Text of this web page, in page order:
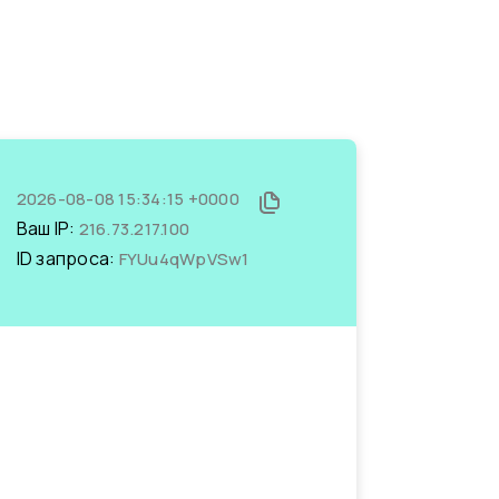
2026-08-08 15:34:15 +0000
Ваш IP: 216.73.217.100
ID запроса: FYUu4qWpVSw1